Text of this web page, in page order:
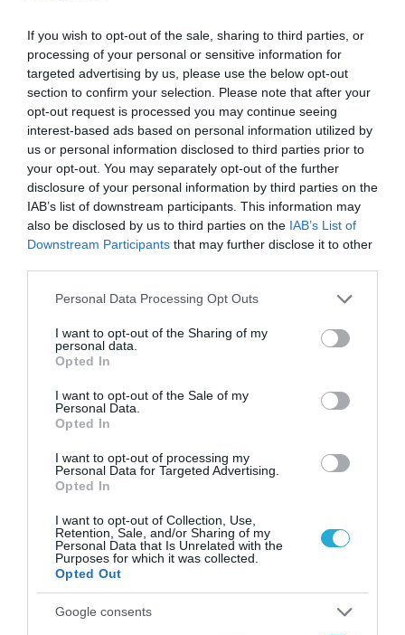
If you wish to opt-out of the sale, sharing to third parties, or
processing of your personal or sensitive information for
targeted advertising by us, please use the below opt-out
section to confirm your selection. Please note that after your
opt-out request is processed you may continue seeing
interest-based ads based on personal information utilized by
us or personal information disclosed to third parties prior to
your opt-out. You may separately opt-out of the further
disclosure of your personal information by third parties on the
IAB’s list of downstream participants. This information may
also be disclosed by us to third parties on the IAB’s List of
Downstream Participants that may further disclose it to other
Please note that this website/app uses one or more Google
not limited to your visit or usage behaviour. You may click to
grant or deny consent to Google and its third-party tags to
use your data for below specified purposes in below Google
consent section.
Personal Data Processing Opt Outs
I want to opt-out of the Sharing of my
personal data.
Opted In
I want to opt-out of the Sale of my
Personal Data.
Opted In
I want to opt-out of processing my
Personal Data for Targeted Advertising.
Opted In
I want to opt-out of Collection, Use,
Retention, Sale, and/or Sharing of my
Personal Data that Is Unrelated with the
Purposes for which it was collected.
Opted Out
Google consents
TAGS: ΑΑΔΕ ΥΠΑΑΤ ΥΠΕΘΟΟ